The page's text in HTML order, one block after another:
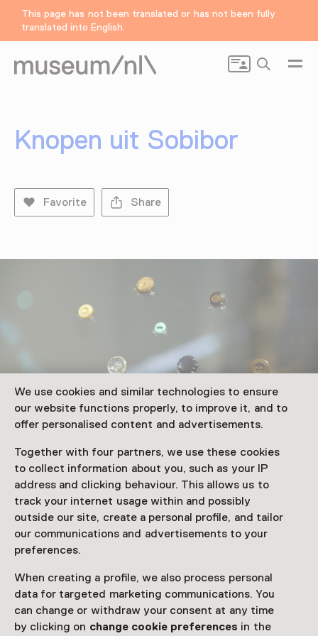
This page has not been translated or has not been fully
translated into English.
We use cookies and similar technologies to ensure
our website functions properly, to improve it, and to
offer personalised content and advertisements.
Together with four partners, we use these cookies
to collect information about you, such as your IP
address and clicking behaviour. This allows us to
track your internet usage within and possibly
outside our site, create a personal profile, and tailor
our communications and advertisements to your
preferences.
When creating a profile, we also process personal
data for targeted marketing communications. You
can change or withdraw your consent at any time
by clicking on change cookie preferences in the
Search
Knopen uit Sobibor
Favorite Share
Majdanek in Lublin, Polen. Foto: Mike Bink
Knopen uit Sobibor
Deze tien knopen werden gevonden bij archeologische
opgravingen bij vernietigingskamp Sobibor, op de plek
zij werden vermoord. Onder hoge druk en vaak luid
geschreeuw raakten zij deze knopen voor een laatste
keer aan.